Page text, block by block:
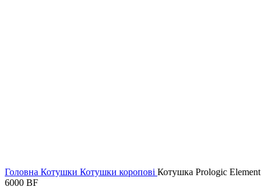
Головна Котушки Котушки коропові Котушка Prologic Element
6000 BF